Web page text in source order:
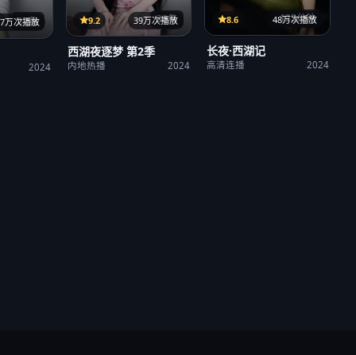
27集
万次播放
2024
38集
9.2 39万次播放
西湖夜逐梦 第2季
内地热播 2024
125分钟
8.6 48万次播放
长夜·西湖记
高清连播 2024